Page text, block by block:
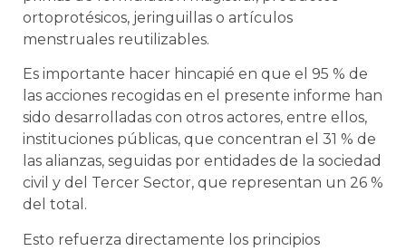
ortoprotésicos, jeringuillas o artículos
menstruales reutilizables.
Es importante hacer hincapié en que el 95 % de
las acciones recogidas en el presente informe han
sido desarrolladas con otros actores, entre ellos,
instituciones públicas, que concentran el 31 % de
las alianzas, seguidas por entidades de la sociedad
civil y del Tercer Sector, que representan un 26 %
del total.
Esto refuerza directamente los principios